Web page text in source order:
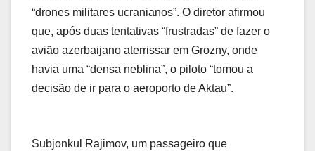
“drones militares ucranianos”. O diretor afirmou
que, após duas tentativas “frustradas” de fazer o
avião azerbaijano aterrissar em Grozny, onde
havia uma “densa neblina”, o piloto “tomou a
decisão de ir para o aeroporto de Aktau”.
Subjonkul Rajimov, um passageiro que